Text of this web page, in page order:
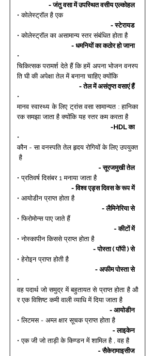
- जंतु वसा में उपस्थित वसीय एल्कोहल
• कोलेस्ट्रॉल है एक
- स्टेरायड
• कोलेस्ट्रॉल का असामान्य स्तर संबंधित होता है
- धमनियों का कठोर हो जाना
•
चिकित्सक परामर्श देते हैं कि हमें अपना भोजन वनस्प
ति घी की अपेक्षा तेल में बनाना चाहिए क्योंकि
- तेल में असंतृप्त वसाएं हैं
•
मानव स्वास्थ्य के लिए ट्रांस वसा सामान्यत : हानिका
रक समझा जाता है क्योंकि यह स्तर कम करता है
-HDL का
•
कौन - सा वनस्पति तेल हृदय रोगियों के लिए उपयुक्त
है
- सूरजमुखी तेल
• प्रतिवर्ष दिसंबर 1 मनाया जाता है
- विश्व एड्स दिवस के रूप में
• आयोडीन प्राप्त होता है
- लैमिनेरिया से
• फिरोमोन्स पाए जाते हैं
- कीटों में
• नोस्कापीन किससे प्राप्त होता है
- पोस्ता ( पॉपी ) से
• हेरोइन प्राप्त होती है
- अफीम पोस्ता से
•
वह पदार्थ जो समुद्र में बहुतायत से प्राप्त होता है औ
र एक विशिष्ट कमी वाली व्याधि में दिया जाता है
- आयोडीन
• लिटमस - अम्ल क्षार सूचक प्राप्त होता है
- लाइकेन
• एक जी जो ताड़ी के किण्डन में शामिल है , वह है
- सैकेरामाइसीज